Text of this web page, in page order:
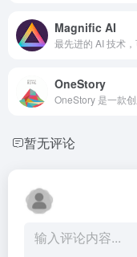
Magnific AI
OneStory
暂无评论